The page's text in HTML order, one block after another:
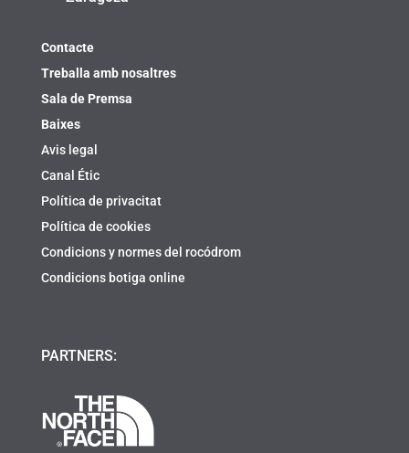
Contacte
Treballa amb nosaltres
Sala de Premsa
Baixes
Avis legal
Canal Étic
Política de privacitat
Política de cookies
Condicions y normes del rocódrom
Condicions botiga online
PARTNERS: